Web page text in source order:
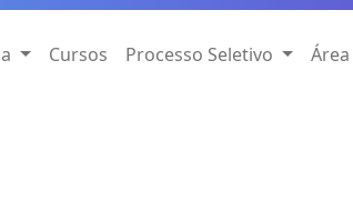
Cursos Processo Seletivo